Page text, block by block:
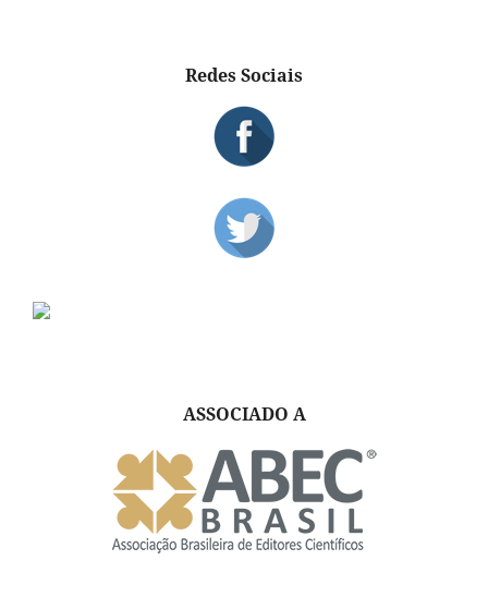
Redes Sociais
ASSOCIADO A